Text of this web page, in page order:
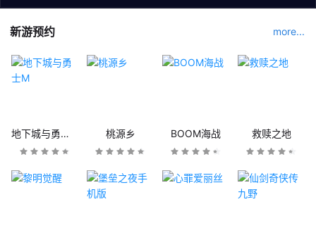
新游预约 more...
地下城与勇士M 桃源乡 BOOM海战 救赎之地